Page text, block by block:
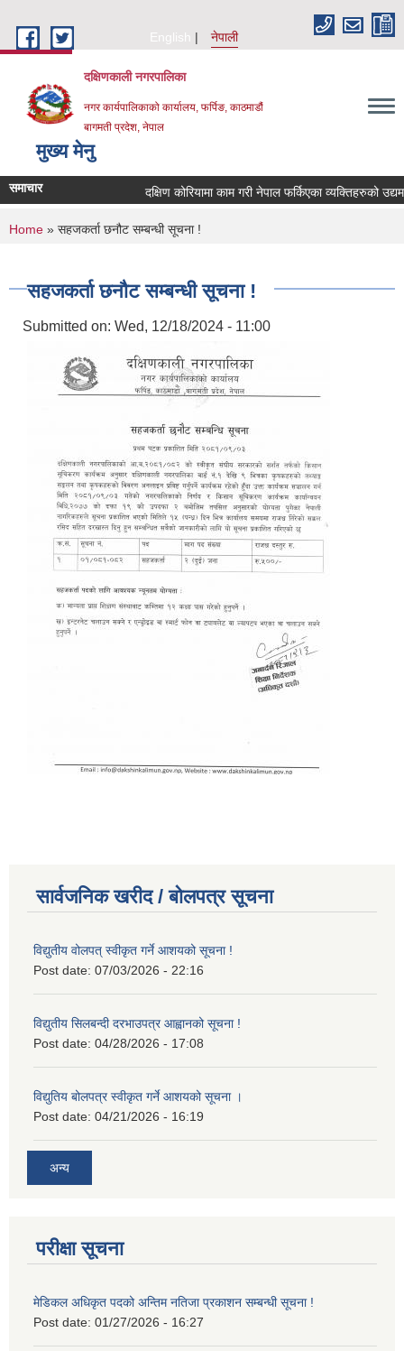
English
नेपाली
दक्षिणकाली नगरपालिका
नगर कार्यपालिकाको कार्यालय, फर्पिङ, काठमाडौं
बागमती प्रदेश, नेपाल
मुख्य मेनु
समाचार दक्षिण कोरियामा काम गरी नेपाल फर्किएका व्यक्तिहरुको
You are here
Home » सहजकर्ता छनौट सम्बन्धी सूचना !
सहजकर्ता छनौट सम्बन्धी सूचना !
Submitted on: Wed, 12/18/2024 - 11:00
सार्वजनिक खरीद / बोलपत्र सूचना
विद्युतीय वोलपत् स्वीकृत गर्ने आशयको सूचना !
Post date: 07/03/2026 - 22:16
विद्युतीय सिलबन्दी दरभाउपत्र आह्वानको सूचना !
Post date: 04/28/2026 - 17:08
विद्युतिय बोलपत्र स्वीकृत गर्ने आशयको सूचना ।
Post date: 04/21/2026 - 16:19
अन्य
परीक्षा सूचना
मेडिकल अधिकृत पदको अन्तिम नतिजा प्रकाशन सम्बन्धी सूचना !
Post date: 01/27/2026 - 16:27